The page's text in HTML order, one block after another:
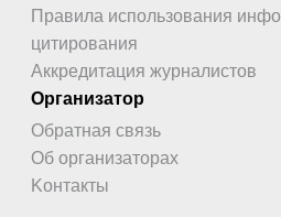
Правила использования
цитирования
Аккредитация журналистов
Организатор
Обратная связь
Об организаторах
Kонтакты